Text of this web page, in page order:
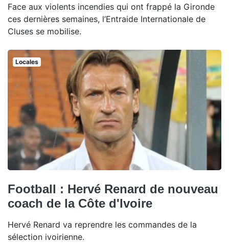
Face aux violents incendies qui ont frappé la Gironde
ces dernières semaines, l’Entraide Internationale de
Cluses se mobilise.
Locales
Football : Hervé Renard de nouveau
coach de la Côte d'Ivoire
Hervé Renard va reprendre les commandes de la
sélection ivoirienne.